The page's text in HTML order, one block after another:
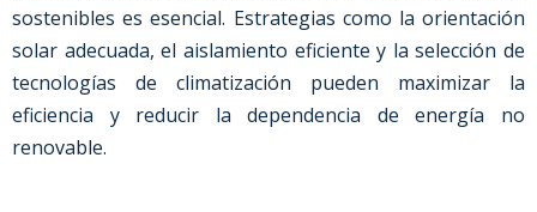
sostenibles es esencial. Estrategias como la orientación
solar adecuada, el aislamiento eficiente y la selección de
tecnologías de climatización pueden maximizar la
eficiencia y reducir la dependencia de energía no
renovable.